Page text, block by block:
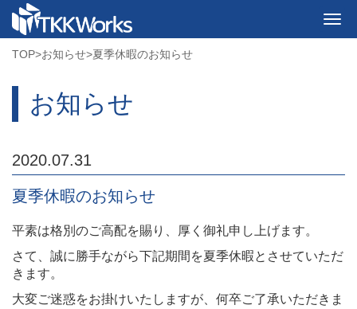
TOP>お知らせ>夏季休暇のお知らせ
お知らせ
2020.07.31
夏季休暇のお知らせ
平素は格別のご高配を賜り、厚く御礼申し上げます。
さて、誠に勝手ながら下記期間を夏季休暇とさせていただ
きます。
大変ご迷惑をお掛けいたしますが、何卒ご了承いただきま